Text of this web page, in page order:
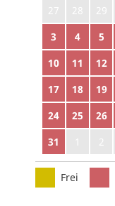
27
28 29
3
4 5
10
11 12
17
18 19
24
25 26
31
2
Frei